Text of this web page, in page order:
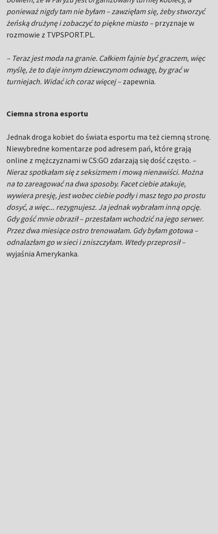
ponieważ nigdy tam nie byłam – zawzięłam się, żeby stworzyć
żeńską drużynę i zobaczyć to piękne miasto – przyznaje w
rozmowie z TVPSPORT.PL.
– Teraz jest moda na granie. Całkiem fajnie być graczem, więc
myślę, że to daje innym dziewczynom odwagę, by grać w
turniejach. Widać ich coraz więcej – zapewnia.
Ciemna strona esportu
Jednak droga kobiet do świata esportu ma też ciemną stronę.
Niewybredne komentarze pod adresem pań, które grają
online z mężczyznami w CS:GO zdarzają się dość często. –
Nieraz spotkałam się z seksizmem i mową nienawiści. Można
na to zareagować na dwa sposoby. Facet ciebie atakuje,
wywiera presję, jest wobec ciebie podły i masz tego po prostu
dosyć, a więc... rezygnujesz. Ja jednak wybrałam inną opcję.
Gdy gość mnie obraził – przestałam wchodzić na jego serwer.
Przez dwa miesiące ostro trenowałam. Gdy byłam gotowa –
odnalazłam go w sieci i zniszczyłam. Wtedy przeprosił –
wyjaśnia Amerykanka.